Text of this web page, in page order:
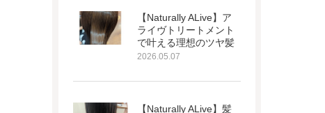
【Naturally ALive】ア
ライヴトリートメント
で叶える理想のツヤ髪
2026.05.07
【Naturally ALive】髪